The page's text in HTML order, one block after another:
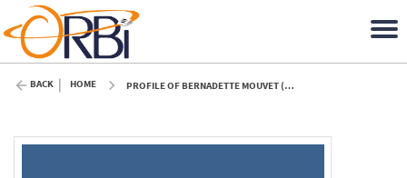
BACK HOME PROFILE OF BERNADETTE MOUVET (ULIÈGE)